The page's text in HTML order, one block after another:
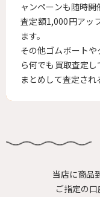
ャンペーンも随時
査定額1,000円アッ
ます。
その他ゴムボート
ら何でも買取査定
まとめして査定され
当店に商品
ご指定の口